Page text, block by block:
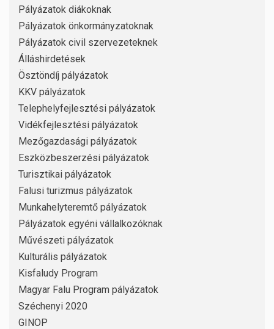
Pályázatok diákoknak
Pályázatok önkormányzatoknak
Pályázatok civil szervezeteknek
Álláshirdetések
Ösztöndíj pályázatok
KKV pályázatok
Telephelyfejlesztési pályázatok
Vidékfejlesztési pályázatok
Mezőgazdasági pályázatok
Eszközbeszerzési pályázatok
Turisztikai pályázatok
Falusi turizmus pályázatok
Munkahelyteremtő pályázatok
Pályázatok egyéni vállalkozóknak
Művészeti pályázatok
Kulturális pályázatok
Kisfaludy Program
Magyar Falu Program pályázatok
Széchenyi 2020
GINOP